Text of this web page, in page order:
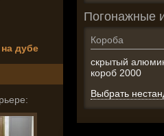
дубе
Погонажные
Короба
скрытый
короб 2000
Выбрать